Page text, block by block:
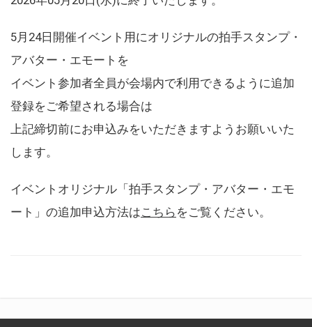
5月24日開催イベント用にオリジナルの拍手スタンプ・
アバター・エモートを
イベント参加者全員が会場内で利用できるように追加
登録をご希望される場合は
上記締切前にお申込みをいただきますようお願いいた
します。
イベントオリジナル「拍手スタンプ・アバター・エモ
ート」の追加申込方法はこちら をご覧ください。